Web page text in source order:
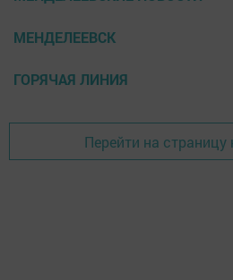
МЕНДЕЛЕЕВСК
ГОРЯЧАЯ ЛИНИЯ
Перейти на страницу